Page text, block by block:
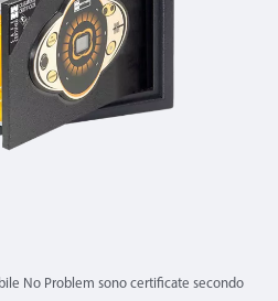
No Problem sono certificate secondo